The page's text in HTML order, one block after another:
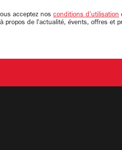
acceptez nos conditions d'utilisation
propos de l'actualité, évents, offres et